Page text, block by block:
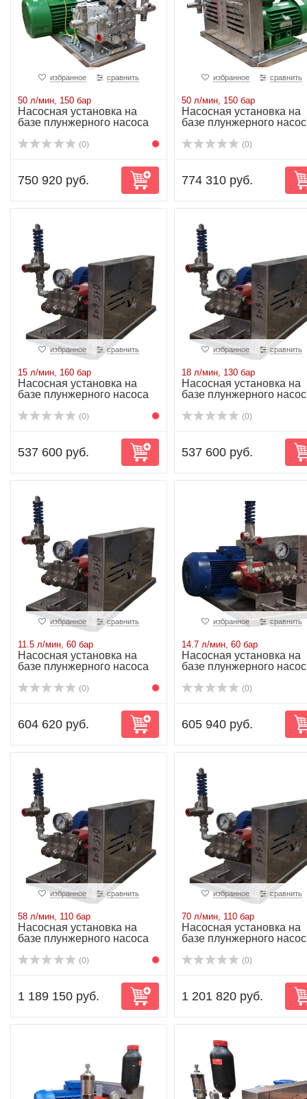
избранное сравнить
50 л/мин, 150 бар
Насосная установка на
базе плунжерного насоса
(0)
750 920 руб.
избранное сравнить
50 л/мин, 150 бар
Насосная установка на
базе плунжерного
(0)
774 310 руб.
избранное сравнить
15 л/мин, 160 бар
Насосная установка на
базе плунжерного насоса
(0)
537 600 руб.
избранное сравнить
18 л/мин, 130 бар
Насосная установка на
базе плунжерного
(0)
537 600 руб.
избранное сравнить
11.5 л/мин, 60 бар
Насосная установка на
базе плунжерного насоса
(0)
604 620 руб.
избранное сравнить
14.7 л/мин, 60 бар
Насосная установка на
базе плунжерного
(0)
605 940 руб.
избранное сравнить
58 л/мин, 110 бар
Насосная установка на
базе плунжерного насоса
(0)
1 189 150 руб.
избранное сравнить
70 л/мин, 110 бар
Насосная установка на
базе плунжерного
(0)
1 201 820 руб.